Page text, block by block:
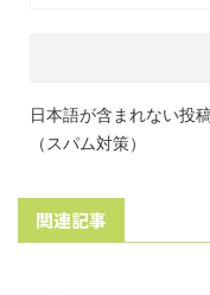
日本語が含まれない投
（スパム対策）
関連記事